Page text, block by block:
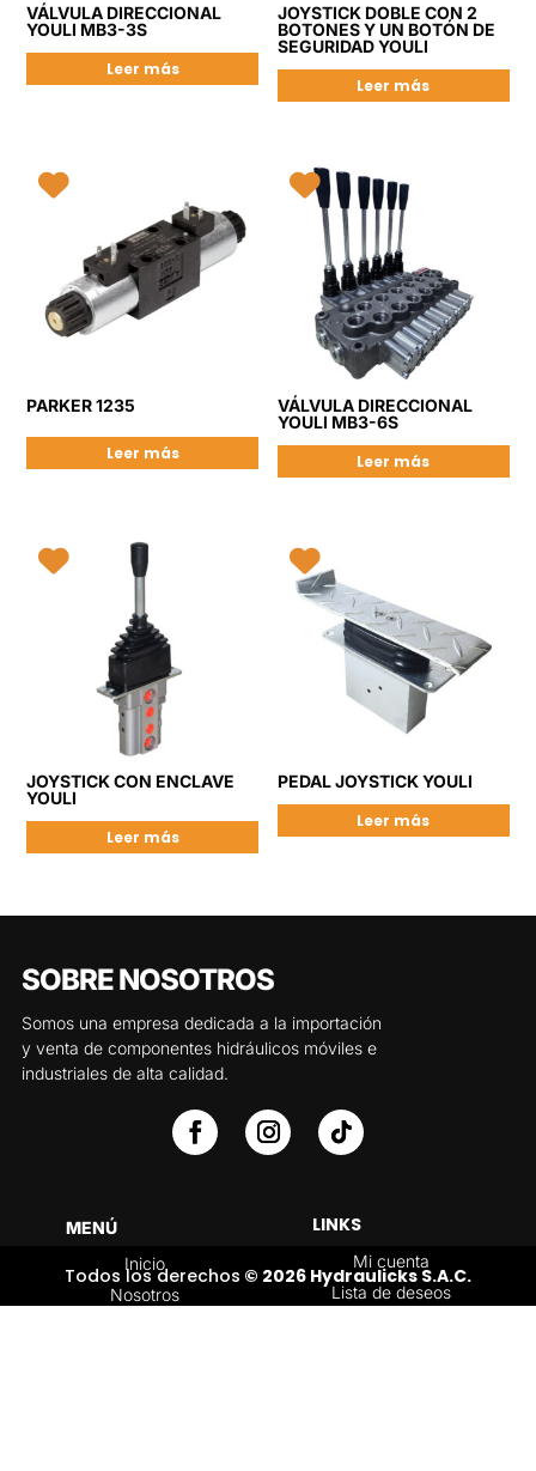
VÁLVULA DIRECCIONAL
YOULI MB3-3S
Leer más
JOYSTICK DOBLE CON 2
BOTONES Y UN BOTÓN DE
SEGURIDAD YOULI
Leer más
PARKER 1235
Leer más
VÁLVULA DIRECCIONAL
YOULI MB3-6S
Leer más
JOYSTICK CON ENCLAVE
YOULI
Leer más
PEDAL JOYSTICK YOULI
Leer más
SOBRE NOSOTROS
Somos una empresa dedicada a la importación
y venta de componentes hidráulicos móviles e
industriales de alta calidad.
MENÚ
Inicio
Nosotros
LINKS
Mi cuenta
Lista de deseos
Todos los derechos © 2026 Hydraulicks S.A.C.